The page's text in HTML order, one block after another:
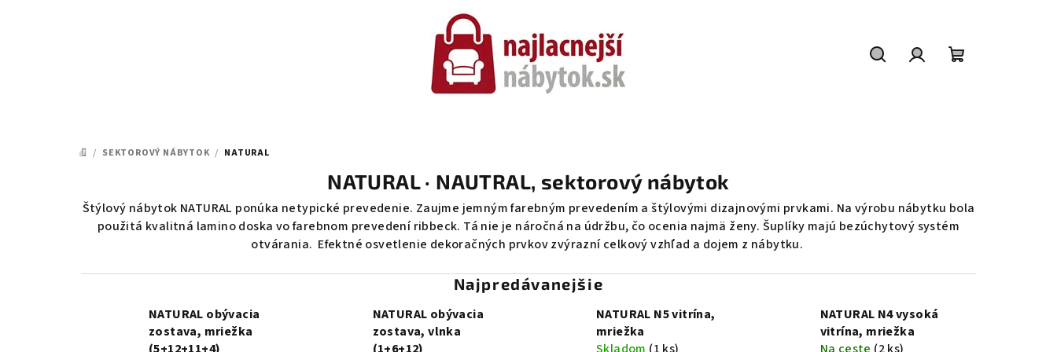
DOMOV
/ SEKTOROVÝ NÁBYTOK / NATURAL
NATURAL · NAUTRAL, sektorový nábytok
Štýlový nábytok NATURAL ponúka netypické prevedenie. Zaujme jemným farebným prevedením a štýlovými dizajnovými prvkami. Na výrobu nábytku bola
použitá kvalitná lamino doska vo farebnom prevedení ribbeck. Tá nie je náročná na údržbu, čo ocenia najmä ženy. Šuplíky majú bezúchytový systém
otvárania. Efektné osvetlenie dekoračných prvkov zvýrazní celkový vzhľad a dojem z nábytku.
Najpredávanejšie
NATURAL obývacia
zostava, mriežka
NATURAL obývacia
zostava, vlnka
NATURAL N5 vitrína,
mriežka
NATURAL N4 vysoká
vitrína, mriežka